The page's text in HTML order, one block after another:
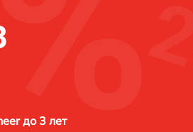
до 3 лет